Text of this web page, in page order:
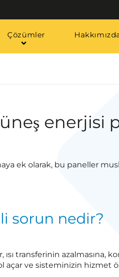
Çözümler
enerjisi
ek olarak, bu paneller
sorun nedir?
transferinin azalmasına,
açar ve sisteminizin hizmet